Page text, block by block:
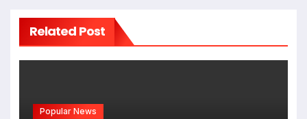
Related Post
Popular News